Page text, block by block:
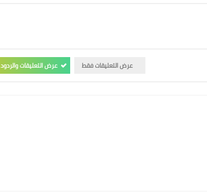
عرض التعليقات فقط عرض التعليقات والردود